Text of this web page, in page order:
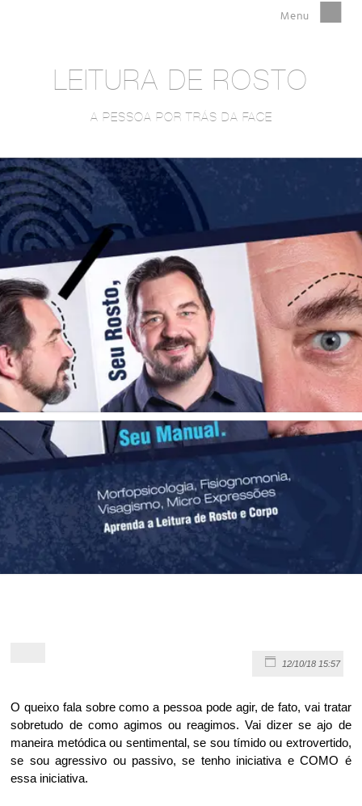
LEITURA DE ROSTO
A PESSOA POR TRÁS DA FACE
12/10/18 15:57
O queixo fala sobre como a pessoa pode agir, de fato, vai tratar
sobretudo de como agimos ou reagimos. Vai dizer se ajo de
maneira metódica ou sentimental, se sou tímido ou extrovertido,
se sou agressivo ou passivo, se tenho iniciativa e COMO é
essa iniciativa.